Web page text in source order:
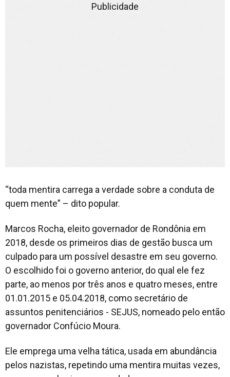
Publicidade
“toda mentira carrega a verdade sobre a conduta de
quem mente” – dito popular.
Marcos Rocha, eleito governador de Rondônia em
2018, desde os primeiros dias de gestão busca um
culpado para um possível desastre em seu governo.
O escolhido foi o governo anterior, do qual ele fez
parte, ao menos por três anos e quatro meses, entre
01.01.2015 e 05.04.2018, como secretário de
assuntos penitenciários - SEJUS, nomeado pelo então
governador Confúcio Moura.
Ele emprega uma velha tática, usada em abundância
pelos nazistas, repetindo uma mentira muitas vezes,